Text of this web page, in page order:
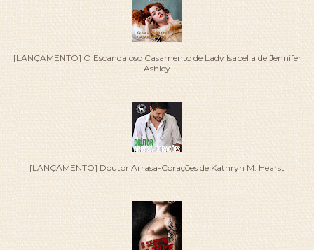
[LANÇAMENTO] O Escandaloso Casamento de Lady Isabella de Jennifer
Ashley
[LANÇAMENTO] Doutor Arrasa-Corações de Kathryn M. Hearst